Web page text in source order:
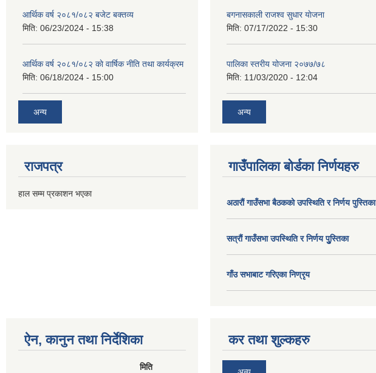
आर्थिक वर्ष २०८१/०८२ बजेट बक्तव्य
मिति: 06/23/2024 - 15:38
आर्थिक वर्ष २०८१/०८२ काे वार्षिक नीति तथा कार्यक्रम
मिति: 06/18/2024 - 15:00
अन्य
राजपत्र
हाल सम्म प्रकाशन भएका
बगनासकाली राजश्व सुधार याेजना
मिति: 07/17/2022 - 15:30
पालिका स्तरीय योजना २०७७/७८
मिति: 11/03/2020 - 12:04
अन्य
गाउँपालिका बोर्डका निर्णयहरु
अठाराैं गाउँसभा बैठकको उपस्थिति र निर्णय पुस्तिका
सत्राैं गाउँसभा उपस्थिति र निर्णय पुु्स्तिका
गाँउ सभाबाट गरिएका निण्रृय
ऐन, कानुन तथा निर्देशिका
मिति
कर तथा शुल्कहरु